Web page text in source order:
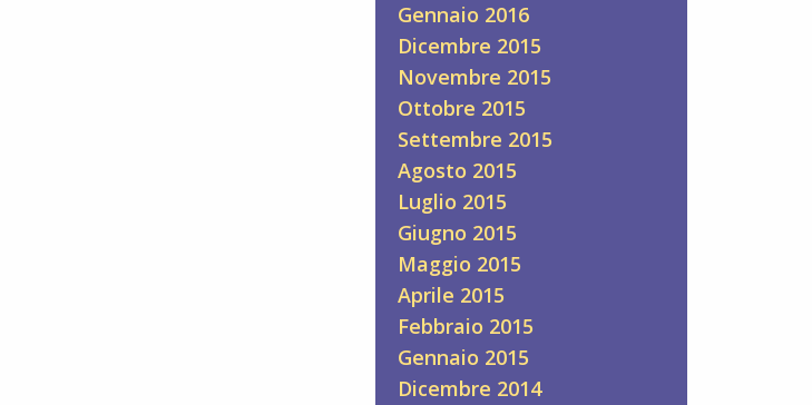
Gennaio 2016
Dicembre 2015
Novembre 2015
Ottobre 2015
Settembre 2015
Agosto 2015
Luglio 2015
Giugno 2015
Maggio 2015
Aprile 2015
Febbraio 2015
Gennaio 2015
Dicembre 2014